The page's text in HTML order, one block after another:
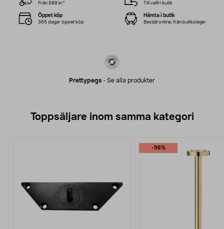
Prettypegs - Se alla produkter
Från 599 kr* Till valfri butik
Öppet köp
365 dagar öppet köp
Hämta i butik
Beställ online, från butikslager
Toppsäljare inom samma kategori
-56%